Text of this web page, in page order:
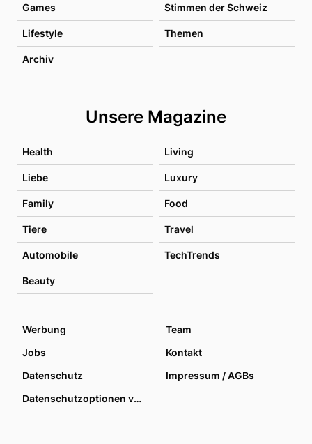
Games Stimmen der Schweiz
Lifestyle Themen
Archiv
Unsere Magazine
Health Living
Liebe Luxury
Family Food
Tiere Travel
Automobile TechTrends
Beauty
Werbung
Team
Jobs
Kontakt
Datenschutz
Impressum / AGBs
Datenschutzoptionen verwalten